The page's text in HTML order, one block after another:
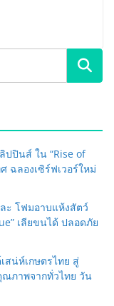
ปปินส์ ใน “Rise of
ฉลองเซิร์ฟเวอร์ใหม่
ะ โฟมอาบแห้งสัตว์
เลียขนได้ ปลอดภัย
สน่ห์เกษตรไทย สู่
ภาพจากทั่วไทย วัน